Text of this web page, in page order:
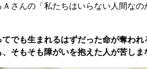
さんの「私たちはいらない人間な
てでも生まれるはずだった命が奪わ
そもそも障がいを抱えた人が苦しま